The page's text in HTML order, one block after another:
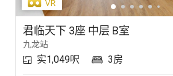
君临天下 3座 中层 B室
九龙站
实1,049呎 3房